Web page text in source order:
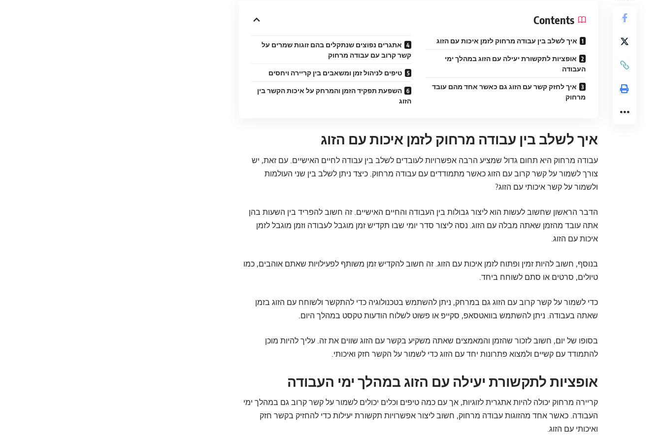
Contents
איך לשלב בין עבודה מרחוק לזמן איכות עם הזוג
אופציות לתקשורת יעילה עם הזוג במהלך ימי
העבודה
איך לחזק קשר עם הזוג גם כאשר אחד מהם עובד
מרחוק
אתגרים נפוצים שנתקלים בהם זוגות שמרים על
קשר קרוב עם עבודה מרחוק
טיפים לניהול זמן ומשאבים בין קריירה ויחסים
השפעת תפקיד הזמן והמרחק על איכות הקשר בין
הזוג
איך לשלב בין עבודה מרחוק לזמן איכות עם הזוג
עבודה מרחוק היא תחום גדול שמציע הרבה אפשרויות לעובדים לשלב בין עבודה לחיים האישיים. עם זאת, יש
צורך לשמור על קשר קרוב עם הזוג כאשר מתמודדים עם עבודה מרחוק. כיצד ניתן לשלב בין שני העולמות
ולשמור על קשר איכותי עם הזוג?
הדבר הראשון שחשוב לעשות הוא ליצור גבולות בין העבודה והחיים האישיים. זה חשוב להפריד בין השעות בהן
אתה עובד מהזמן שאתה מבלה עם הזוג. נסה ליצור סדר יומי שבו תקדיש זמן מוגבל לעבודה וזמן מוגבל לזמן
איכות עם הזוג.
בנוסף, חשוב להיות זמין ופתוח לזמן איכות עם הזוג. זה חשוב להקדיש זמן משותף לפעילויות שאתם אוהבים, כמו
טיולים, סרטים או סתם לשוחח ביחד.
כדי לשמור על קשר קרוב עם הזוג גם במרחק, ניתן להשתמש בטכנולוגיה כדי להתקשר ולשוחח עם הזוג בזמן
שאתה בעבודה. ניתן להשתמש בוואטסאפ, סקייפ או פשוט לשלוח הודעות טקסט במהלך היום.
בסופו של יום, חשוב לזכור שהזמן והמאמצים שאתה משקיע בקשר עם הזוג שווים את זה. עליך להיות מוכן
להתמודד עם קשיים ולמצוא פתרונות יחד עם הזוג כדי לשמור על הקשר חזק ואיכותי.
אופציות לתקשורת יעילה עם הזוג במהלך ימי העבודה
קריירה מרחוק יכולה להיות אתגרית לזוגיות, אך עם כמה טיפים וכלים יכולים לשמור על קשר קרוב גם במהלך ימי
העבודה. כאשר אחד מהזוגות עבודה מרחוק, חשוב ליצור אפשרויות תקשורת יעילות כדי להחזיק בקשר חזק
ואיכותי עם הזוג.